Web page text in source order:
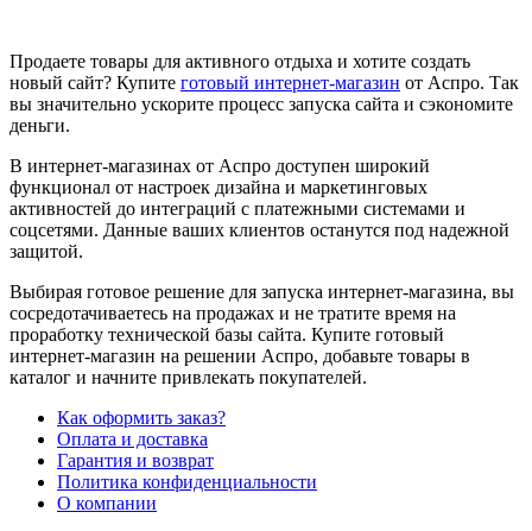
Продаете товары для активного отдыха и хотите создать
новый сайт? Купите готовый интернет-магазин от Аспро. Так
вы значительно ускорите процесс запуска сайта и сэкономите
деньги.
В интернет-магазинах от Аспро доступен широкий
функционал от настроек дизайна и маркетинговых
активностей до интеграций с платежными системами и
соцсетями. Данные ваших клиентов останутся под надежной
защитой.
Выбирая готовое решение для запуска интернет-магазина, вы
сосредотачиваетесь на продажах и не тратите время на
проработку технической базы сайта. Купите готовый
интернет-магазин на решении Аспро, добавьте товары в
каталог и начните привлекать покупателей.
Как оформить заказ?
Оплата и доставка
Гарантия и возврат
Политика конфиденциальности
О компании